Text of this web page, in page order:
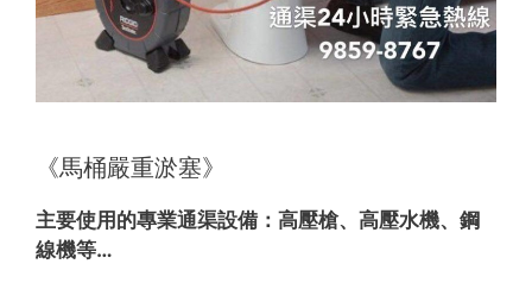
《馬桶嚴重淤塞》
主要使用的專業通渠設備： 高壓槍、高壓水機、鋼
線機等…